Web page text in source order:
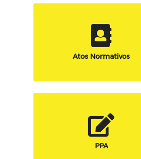
Atos Normativos
PPA